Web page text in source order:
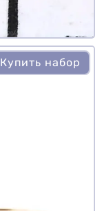
Купить набор